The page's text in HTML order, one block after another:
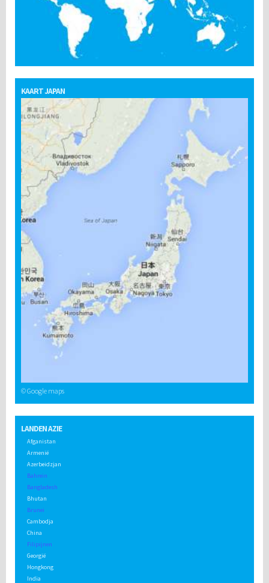
KAART JAPAN
© Google maps
LANDEN AZIE
Afganistan
Armenië
Azerbeidzjan
Bahrein
Bangladesh
Bhutan
Brunei
Cambodja
China
Filipijnen
Georgië
Hongkong
India